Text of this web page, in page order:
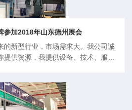
参加2018年山东德州展会
的新型行业，市场需求大。我公司诚
提供资源，我提供设备、技术、服